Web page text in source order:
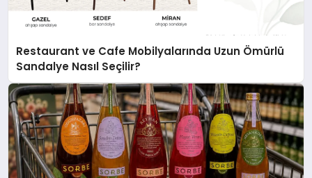
Restaurant ve Cafe Mobilyalarında Uzun Ömürlü
Sandalye Nasıl Seçilir?